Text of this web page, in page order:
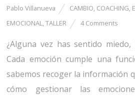
Pablo Villanueva CAMBIO, COACHING,
EMOCIONAL,TALLER 4 Comments
¿Alguna vez has sentido miedo,
Cada emoción cumple una
sabemos recoger la información
cómo gestionar las